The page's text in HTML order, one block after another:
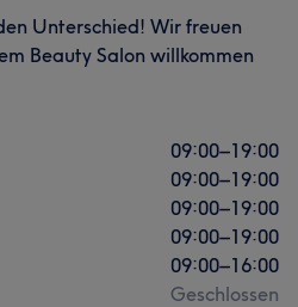
Unterschied! Wir freuen
Beauty Salon willkommen
09:00–19:00
09:00–19:00
09:00–19:00
09:00–19:00
09:00–16:00
Geschlossen